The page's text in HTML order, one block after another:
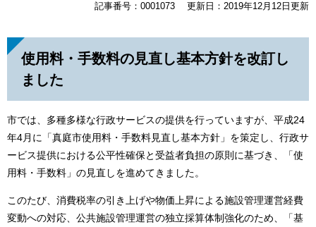
記事番号：0001073 更新日：2019年12月12日更新
使用料・手数料の見直し基本方針を改訂し
ました
市では、多種多様な行政サービスの提供を行っていますが、平成24
年4月に「真庭市使用料・手数料見直し基本方針」を策定し、行政サ
ービス提供における公平性確保と受益者負担の原則に基づき、「使
用料・手数料」の見直しを進めてきました。
このたび、消費税率の引き上げや物価上昇による施設管理運営経費
変動への対応、公共施設管理運営の独立採算体制強化のため、「基